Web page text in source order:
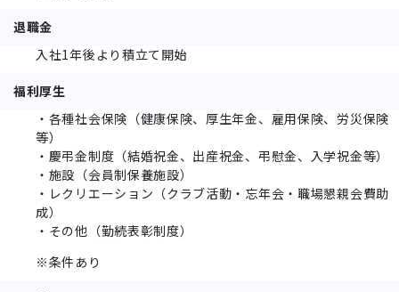
退職金
入社1年後より積立て開始
福利厚生
・各種社会保険（健康保険、厚生年金、雇用保険、労災保険
等）
・慶弔金制度（結婚祝金、出産祝金、弔慰金、入学祝金等）
・施設（会員制保養施設）
・レクリエーション（クラブ活動・忘年会・職場懇親会費助
成）
・その他（勤続表彰制度）
※条件あり